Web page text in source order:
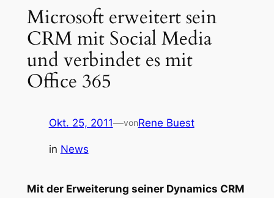
Microsoft erweitert sein
CRM mit Social Media
und verbindet es mit
Office 365
Okt. 25, 2011—vonRene Buest
in News
Mit der Erweiterung seiner Dynamics CRM